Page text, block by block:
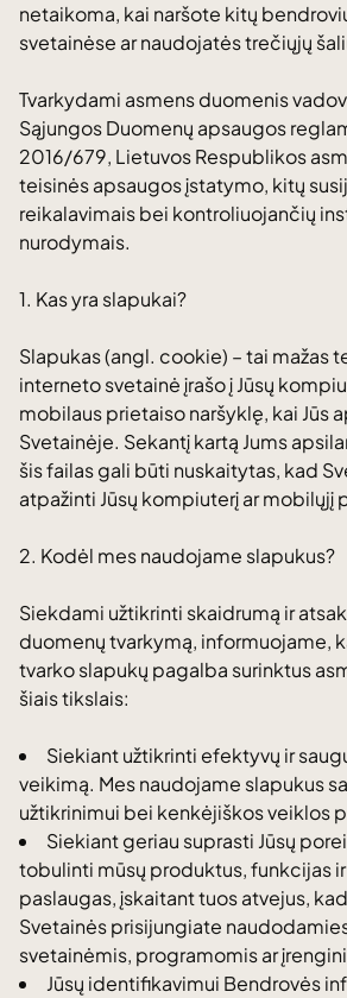
netaikoma, kai naršote kitų
svetainėse ar naudojatės trečiųjų
Tvarkydami asmens duomenis
Sąjungos Duomenų apsaugos
2016/679, Lietuvos Respublikos
teisinės apsaugos įstatymo, kitų
reikalavimais bei kontroliuojančių
nurodymais.
1. Kas yra slapukai?
Slapukas (angl. cookie) – tai mažas
interneto svetainė įrašo į Jūsų
mobilaus prietaiso naršyklę, kai Jūs
Svetainėje. Sekantį kartą Jums
šis failas gali būti nuskaitytas, kad
atpažinti Jūsų kompiuterį ar mobilųjį
2. Kodėl mes naudojame slapukus?
Siekdami užtikrinti skaidrumą ir
duomenų tvarkymą, informuojame,
tvarko slapukų pagalba surinktus
šiais tikslais:
Siekiant užtikrinti efektyvų ir
veikimą. Mes naudojame slapukus
užtikrinimui bei kenkėjiškos veiklos
Siekiant geriau suprasti Jūsų
tobulinti mūsų produktus, funkcijas
paslaugas, įskaitant tuos atvejus,
Svetainės prisijungiate
svetainėmis, programomis ar
Jūsų identifikavimui Bendrovės